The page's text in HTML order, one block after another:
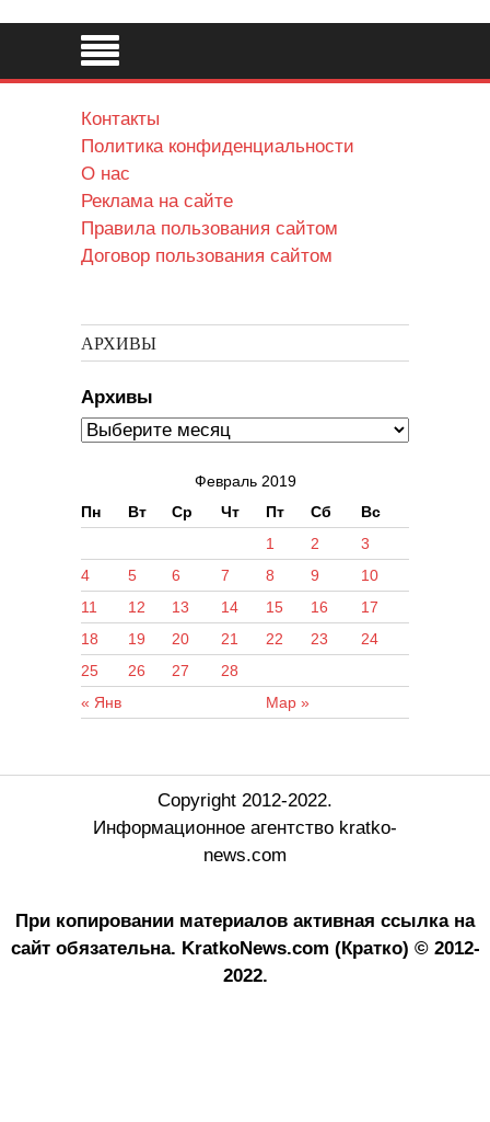
Контакты
Политика конфиденциальности
О нас
Реклама на сайте
Правила пользования сайтом
Договор пользования сайтом
АРХИВЫ
Архивы
Февраль 2019
Пн
Вт Ср Чт Пт Сб Вс
« Янв Мар »
1 2
3
4
5 6 7 8 9
10
11
12 13 14 15 16
17
18
19 20 21 22 23
24
25
26 27 28
Copyright 2012-2022.
Информационное агентство kratko-
news.com
При копировании материалов активная ссылка на
сайт обязательна. KratkoNews.com (Кратко) © 2012-
2022.